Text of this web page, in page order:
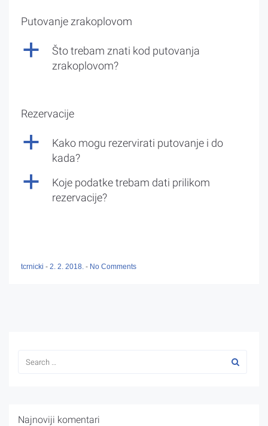
Putovanje zrakoplovom
a
Što trebam znati kod putovanja
zrakoplovom?
Rezervacije
a
Kako mogu rezervirati putovanje i do
kada?
a
Koje podatke trebam dati prilikom
rezervacije?
tcrnicki - 2. 2. 2018. - No Comments
Najnoviji komentari